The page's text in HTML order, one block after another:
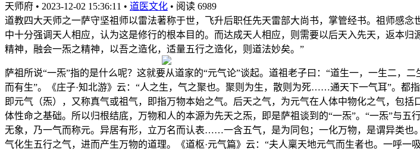
天师府 • 2023-12-02 15:36:11 • 道医文化 • 阅读 6989
道教四大天师之一萨守坚祖师以雷法著称于世，飞升后职任先天雷部大尚书，掌管经书。祖师感
中十分强调天人相应，认为这是修行的根本目的。而达成天人相应，则需要以后天入先天，返本
精神，融会一炁之精神，以吾之造化，适量五行之造化，则道法妙矣。”
萨祖所说“一炁”指的是什么呢？这就要从道家的“元气论”谈起。道祖老子曰：“道生一，一生二，
而有生”。《庄子·知北游》云：“人之生，气之聚也。聚则为生，散则为死……通天下一气耳”。都
即元气（炁），又称真气或祖气，即指万物本始之气。后天之气，为元气在人体中物化之气，包
体性命之基础。所以归根结底，万物和人的本源为先天之炁，即是萨祖谈到的“一炁”。“一炁”与
无象，乃一气而称元。异居有形，立万名而认表……一含五气，是为同包；一化万物，是谓异类
气化生五行之气，进而产生万物的道理。《道枢·元气篇》云：“夫人稟天地元气而生者也。一呼